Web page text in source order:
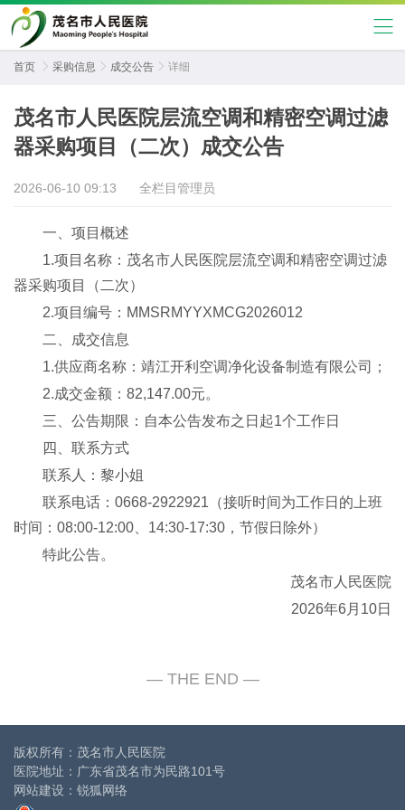
首页  采购信息  成交公告  详细
茂名市人民医院层流空调和精密空调过滤
器采购项目（二次）成交公告
2026-06-10 09:13 全栏目管理员
一、项目概述
1.项目名称：茂名市人民医院层流空调和精密空调过滤
器采购项目（二次）
2.项目编号：MMSRMYYXMCG2026012
二、成交信息
1.供应商名称：靖江开利空调净化设备制造有限公司；
2.成交金额：82,147.00元。
三、公告期限：自本公告发布之日起1个工作日
四、联系方式
联系人：黎小姐
联系电话：0668-2922921（接听时间为工作日的上班
时间：08:00-12:00、14:30-17:30，节假日除外）
特此公告。
茂名市人民医院
2026年6月10日
版权所有：茂名市人民医院
医院地址：广东省茂名市为民路101号
网站建设 ： 锐狐网络